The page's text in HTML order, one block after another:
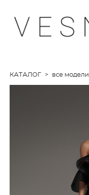
КАТАЛОГ > все модели